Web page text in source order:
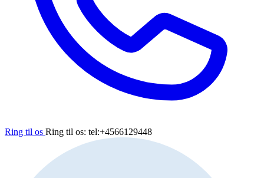
Ring til os Ring til os: tel:+4566129448